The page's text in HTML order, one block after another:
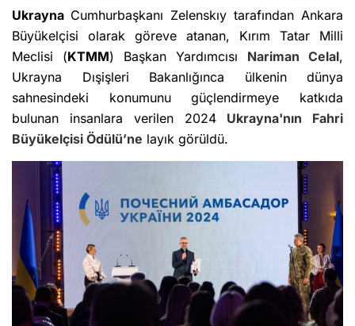
Ukrayna Cumhurbaşkanı Zelenskıy tarafından Ankara
Büyükelçisi olarak göreve atanan, Kırım Tatar Milli
Meclisi (KTMM) Başkan Yardımcısı Nariman Celal,
Ukrayna Dışişleri Bakanlığınca ülkenin dünya
sahnesindeki konumunu güçlendirmeye katkıda
bulunan insanlara verilen 2024
Ukrayna'nın Fahri
Büyükelçisi Ödülü’ne layık görüldü.